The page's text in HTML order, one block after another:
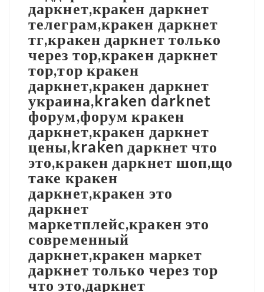
даркнет,кракен даркнет
телеграм,кракен даркнет
тг,кракен даркнет только
через тор,кракен даркнет
тор,тор кракен
даркнет,кракен даркнет
украина,kraken darknet
форум,форум кракен
даркнет,кракен даркнет
цены,kraken даркнет что
это,кракен даркнет шоп,що
таке кракен
даркнет,кракен это
даркнет
маркетплейс,кракен это
современный
даркнет,кракен маркет
даркнет только через тор
что это,даркнет